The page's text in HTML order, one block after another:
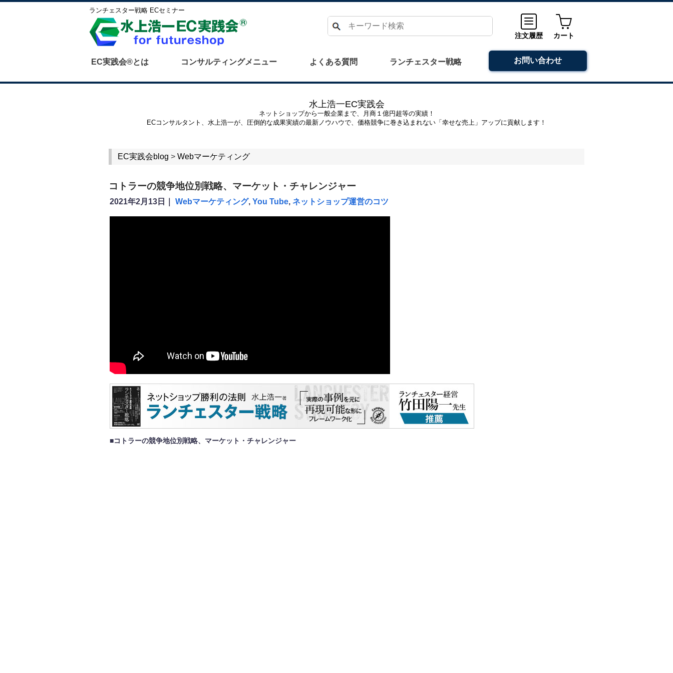
ランチェスター戦略 ECセミナー
検索
注文履歴 カート
EC実践会®とは コンサルティングメニュー よくある質問 ランチェスター戦略 お問い合わせ
水上浩一EC実践会
ネットショップから一般企業まで、月商１億円超等の実績！
ECコンサルタント、水上浩一が、圧倒的な成果実績の最新ノウハウで、価格競争に巻き込まれない「幸せな売上」アップに貢献します！
EC実践会blog > Webマーケティング
コトラーの競争地位別戦略、マーケット・チャレンジャー
2021年2月13日｜ Webマーケティング, You Tube, ネットショップ運営のコツ
■コトラーの競争地位別戦略、マーケット・チャレンジャー